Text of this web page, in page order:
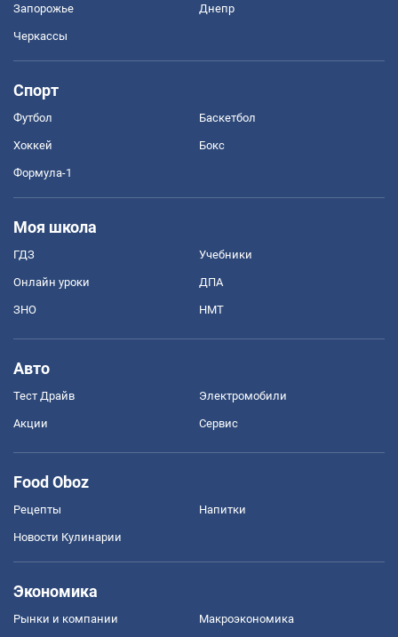
Запорожье Днепр
Черкассы
Спорт
Футбол Баскетбол
Хоккей Бокс
Формула-1
Моя школа
ГДЗ Учебники
Онлайн уроки ДПА
ЗНО НМТ
Авто
Тест Драйв Электромобили
Акции Сервис
Food Oboz
Рецепты Напитки
Новости Кулинарии
Экономика
Рынки и компании Mакроэкономика